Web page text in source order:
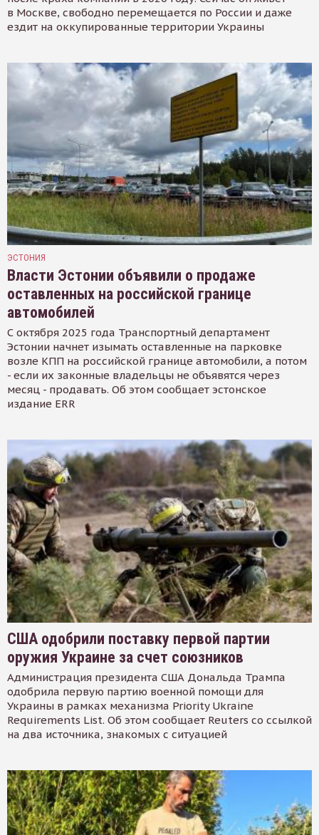
в Москве, свободно перемещается по России и даже
ездит на оккупированные территории Украины
ЭСТОНИЯ
Власти Эстонии объявили о продаже
оставленных на российской границе
автомобилей
С октября 2025 года Транспортный департамент
Эстонии начнет изымать оставленные на парковке
возле КПП на российской границе автомобили, а потом
- если их законные владельцы не объявятся через
месяц - продавать. Об этом сообщает эстонское
издание ERR
США одобрили поставку первой партии
оружия Украине за счет союзников
Администрация президента США Дональда Трампа
одобрила первую партию военной помощи для
Украины в рамках механизма Priority Ukraine
Requirements List. Об этом сообщает Reuters со ссылкой
на два источника, знакомых с ситуацией